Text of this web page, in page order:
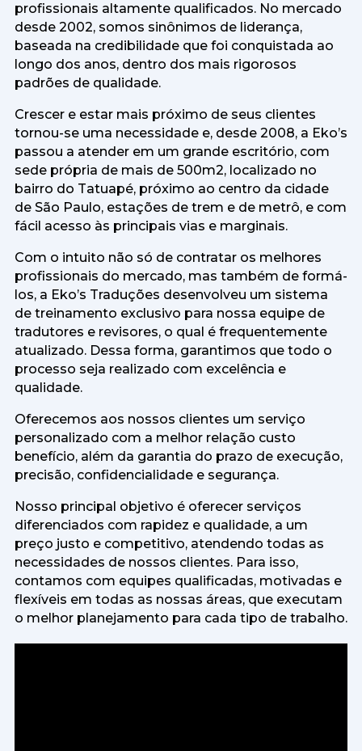
profissionais altamente qualificados. No mercado
desde 2002, somos sinônimos de liderança,
baseada na credibilidade que foi conquistada ao
longo dos anos, dentro dos mais rigorosos
padrões de qualidade.
Crescer e estar mais próximo de seus clientes
tornou-se uma necessidade e, desde 2008, a Eko’s
passou a atender em um grande escritório, com
sede própria de mais de 500m2, localizado no
bairro do Tatuapé, próximo ao centro da cidade
de São Paulo, estações de trem e de metrô, e com
fácil acesso às principais vias e marginais.
Com o intuito não só de contratar os melhores
profissionais do mercado, mas também de formá-
los, a Eko’s Traduções desenvolveu um sistema
de treinamento exclusivo para nossa equipe de
tradutores e revisores, o qual é frequentemente
atualizado. Dessa forma, garantimos que todo o
processo seja realizado com excelência e
qualidade.
Oferecemos aos nossos clientes um serviço
personalizado com a melhor relação custo
benefício, além da garantia do prazo de execução,
precisão, confidencialidade e segurança.
Nosso principal objetivo é oferecer serviços
diferenciados com rapidez e qualidade, a um
preço justo e competitivo, atendendo todas as
necessidades de nossos clientes. Para isso,
contamos com equipes qualificadas, motivadas e
flexíveis em todas as nossas áreas, que executam
o melhor planejamento para cada tipo de trabalho.